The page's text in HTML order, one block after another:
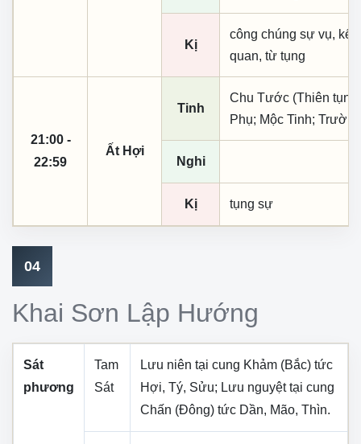
Kị
công chúng sự vụ, kết
quan, từ tụng
21:00 -
22:59
Ất Hợi
Tinh
Chu Tước (Thiên
Phụ; Mộc Tinh;
Nghi
Kị tụng sự
04
Khai Sơn Lập Hướng
Sát
phương
Tam
Sát
Lưu niên tại cung Khảm (Bắc) tức
Hợi, Tý, Sửu; Lưu nguyệt tại cung
Chấn (Đông) tức Dần, Mão, Thìn.